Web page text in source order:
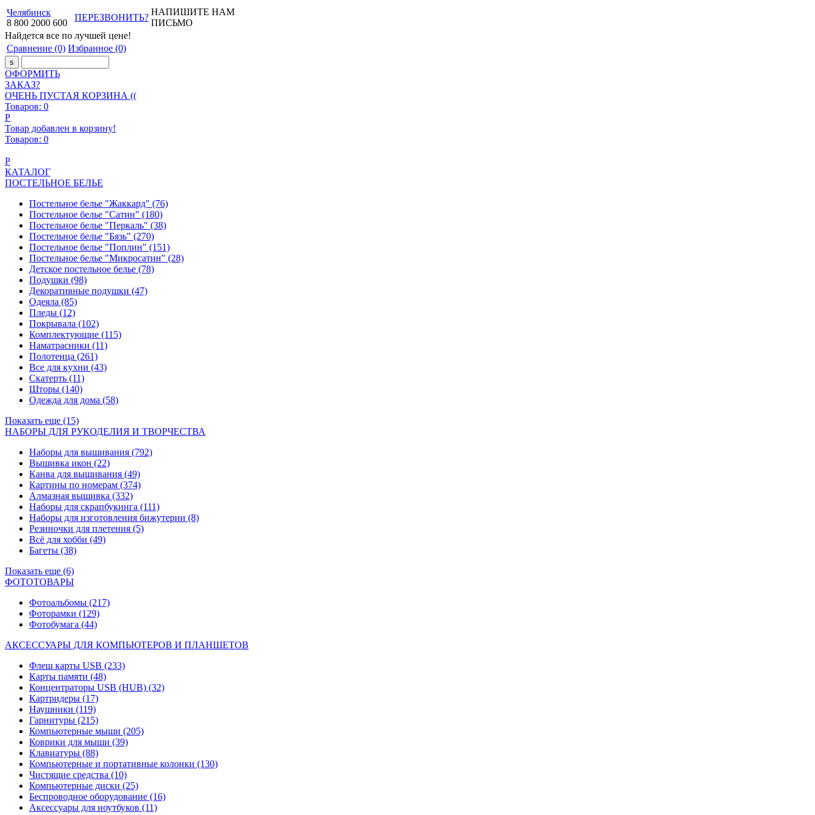
Челябинск
8 800 2000 600
ПЕРЕЗВОНИТЬ?
НАПИШИТЕ НАМ
ПИСЬМО
Найдется все по лучшей цене!
Сравнение (0) Избранное (0)
ОФОРМИТЬ
ЗАКАЗ?
ОЧЕНЬ ПУСТАЯ КОРЗИНА ((
Товаров: 0
Р
Товар добавлен в корзину!
Товаров: 0
Р
КАТАЛОГ
ПОСТЕЛЬНОЕ БЕЛЬЕ
Постельное белье "Жаккард" (76)
Постельное белье "Сатин" (180)
Постельное белье "Перкаль" (38)
Постельное белье "Бязь" (270)
Постельное белье "Поплин" (151)
Постельное белье "Микросатин" (28)
Детское постельное белье (78)
Подушки (98)
Декоративные подушки (47)
Одеяла (85)
Пледы (12)
Покрывала (102)
Комплектующие (115)
Наматрасники (11)
Полотенца (261)
Все для кухни (43)
Скатерть (11)
Шторы (140)
Одежда для дома (58)
Показать еще (15)
НАБОРЫ ДЛЯ РУКОДЕЛИЯ И ТВОРЧЕСТВА
Наборы для вышивания (792)
Вышивка икон (22)
Канва для вышивания (49)
Картины по номерам (374)
Алмазная вышивка (332)
Наборы для скрапбукинга (111)
Наборы для изготовления бижутерии (8)
Резиночки для плетения (5)
Всё для хобби (49)
Багеты (38)
Показать еще (6)
ФОТОТОВАРЫ
Фотоальбомы (217)
Фоторамки (129)
Фотобумага (44)
АКСЕССУАРЫ ДЛЯ КОМПЬЮТЕРОВ И ПЛАНШЕТОВ
Флеш карты USB (233)
Карты памяти (48)
Концентраторы USB (HUB) (32)
Картридеры (17)
Наушники (119)
Гарнитуры (215)
Компьютерные мыши (205)
Коврики для мыши (39)
Клавиатуры (88)
Компьютерные и портативные колонки (130)
Чистящие средства (10)
Компьютерные диски (25)
Беспроводное оборудование (16)
Аксессуары для ноутбуков (11)